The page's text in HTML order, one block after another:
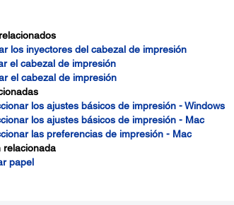
los inyectores del cabezal de impresión
el cabezal de impresión
el cabezal de impresión
los ajustes básicos de impresión - Windows
los ajustes básicos de impresión - Mac
las preferencias de impresión - Mac
relacionada
papel